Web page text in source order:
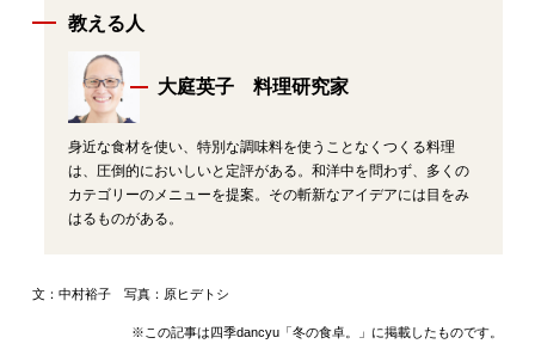
教える人
大庭英子 料理研究家
身近な食材を使い、特別な調味料を使うことなくつくる料理
は、圧倒的においしいと定評がある。和洋中を問わず、多くの
カテゴリーのメニューを提案。その斬新なアイデアには目をみ
はるものがある。
文：中村裕子 写真：原ヒデトシ
※この記事は四季dancyu「冬の食卓。」に掲載したものです。